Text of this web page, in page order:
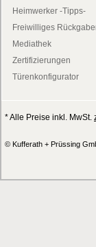
Heimwerker -Tipps-
Freiwilliges
Mediathek
Zertifizierungen
Türenkonfigurator
* Alle Preise inkl. MwSt.
© Kufferath + Prüssing